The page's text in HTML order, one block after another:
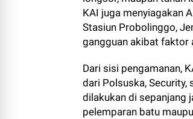
KAI juga menyiagakan
Stasiun Probolinggo,
gangguan akibat faktor
Dari sisi pengamanan,
dari Polsuska, Security,
dilakukan di sepanjang
pelemparan batu